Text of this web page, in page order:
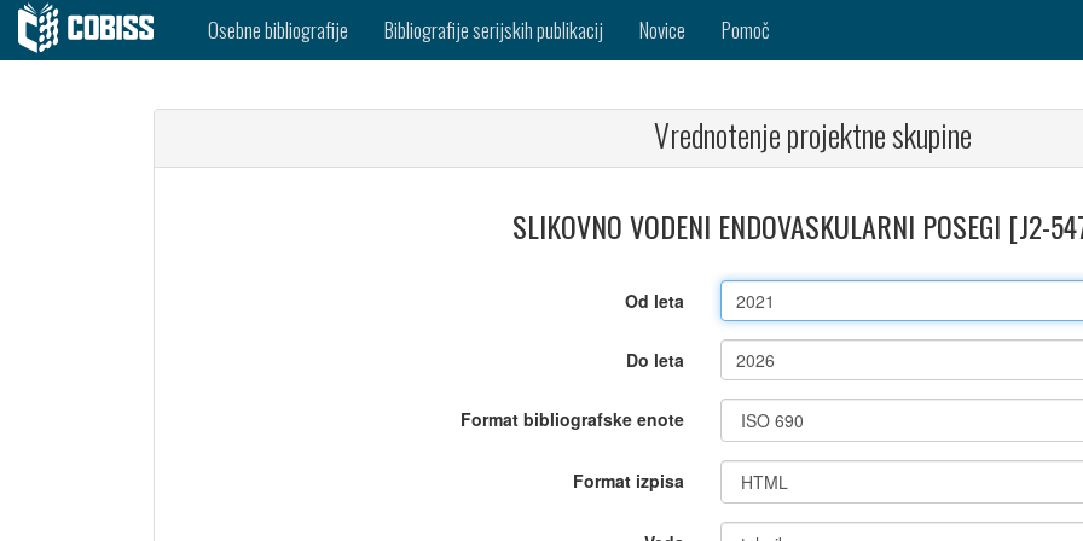
Osebne bibliografije Bibliografije serijskih publikacij Novice Pomoč
Vrednotenje projektne skupine
SLIKOVNO VODENI ENDOVASKULARNI POSEGI [J2-
Od leta
Do leta
Format bibliografske enote
Format izpisa